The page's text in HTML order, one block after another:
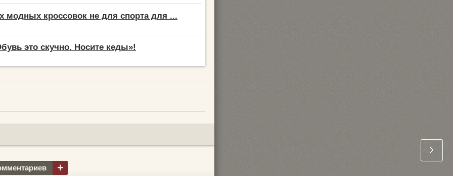
модных кроссовок не для спорта для ...
это скучно. Носите кеды»!
+